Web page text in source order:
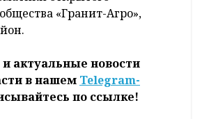
«Гранит-Агро»,
актуальные новости
в нашем Telegram-
по ссылке!